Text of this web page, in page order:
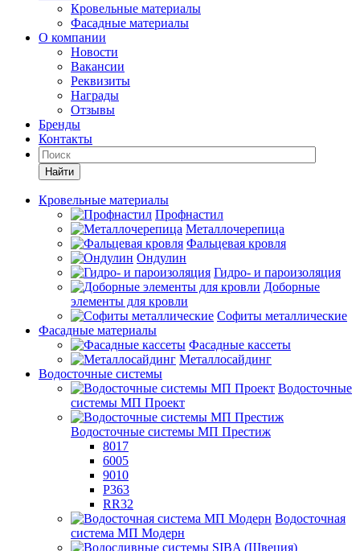
Кровельные материалы
Фасадные материалы
О компании
Новости
Вакансии
Реквизиты
Награды
Отзывы
Бренды
Контакты
Найти
Кровельные материалы
Профнастил
Металлочерепица
Фальцевая кровля
Ондулин
Гидро- и пароизоляция
Доборные
элементы для кровли
Софиты металлические
Фасадные материалы
Фасадные кассеты
Металлосайдинг
Водосточные системы
Водосточные
системы МП Проект
Водосточные системы МП Престиж
8017
6005
9010
P363
RR32
Водосточная
система МП Модерн